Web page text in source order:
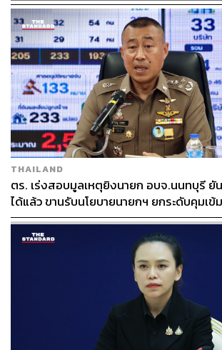
THAILAND
ตร. เร่งสอบมูลเหตุยิงนายก อบจ.นนทบุรี
ได้แล้ว ขานรับนโยบายนายกฯ ยกระดับคุมเ